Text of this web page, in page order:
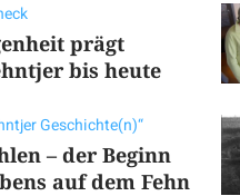
prägt
bis heute
Geschichte(n)“
– der Beginn
auf dem Fehn